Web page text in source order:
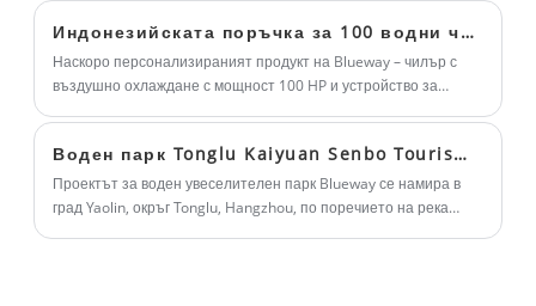
Индонезийската поръчка за 100 водни чилъра с въздушно охлаждане с рекуператор на гореща вода беше успешно изнесена.
Наскоро персонализираният продукт на Blueway – чилър с
въздушно охлаждане с мощност 100 HP и устройство за
Индонезия.
Воден парк Tonglu Kaiyuan Senbo Tourism Resort
Проектът за воден увеселителен парк Blueway се намира в
град Yaolin, окръг Tonglu, Hangzhou, по поречието на река